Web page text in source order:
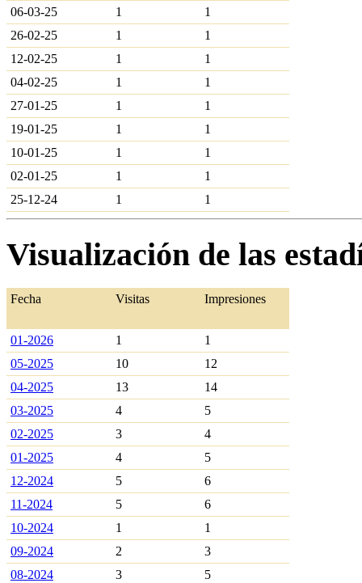
06-03-25
1
1
26-02-25
1
1
12-02-25
1
1
04-02-25
1
1
27-01-25
1
1
19-01-25
1
1
10-01-25
1
1
02-01-25
1
1
25-12-24
1 1
Visualización de las
Fecha Visitas Impresiones
01-2026 1
1
05-2025
10
12
04-2025
13
14
03-2025
4
5
02-2025
3
4
01-2025
4
5
12-2024
5
6
11-2024
5
6
10-2024
1
1
09-2024
2
3
08-2024
3
5